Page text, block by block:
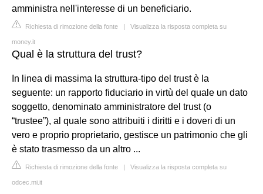
amministra nell'interesse di un beneficiario.
Richiesta di rimozione della fonte | Visualizza la risposta completa su
money.it
Qual è la struttura del trust?
In linea di massima la struttura-tipo del trust è la
seguente: un rapporto fiduciario in virtù del quale un dato
soggetto, denominato amministratore del trust (o
“trustee”), al quale sono attribuiti i diritti e i doveri di un
vero e proprio proprietario, gestisce un patrimonio che gli
è stato trasmesso da un altro ...
Richiesta di rimozione della fonte | Visualizza la risposta completa su
odcec.mi.it